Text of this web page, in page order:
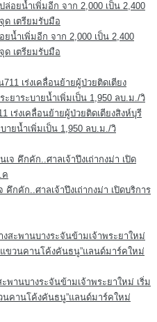
น้ำเพิ่มอีก จาก 2,000 เป็น 2,400
ด เตรียมรับมือ
เร่งเคลื่อนย้ายผู้ป่วยติดเตียงสิงห์บุรี
ายน้ำเพิ่มเป็น 1,950 ลบ.ม./วิ
คึกคัก..ศาลเจ้าปึงเถ่ากงม่า เปิดบริการ
พานบางระจันข้ามเจ้าพระยาใหม่ เริ่ม
นคานโค้งคันธนู”แลนด์มาร์คใหม่